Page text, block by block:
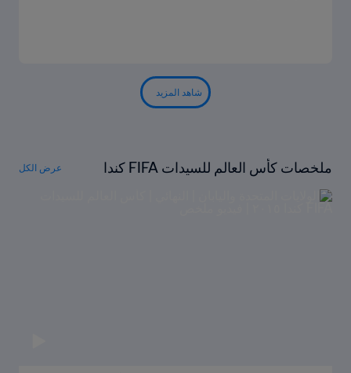
شاهد المزيد
ملخصات كأس العالم للسيدات FIFA كندا
٢٠١٥
عرض الكل